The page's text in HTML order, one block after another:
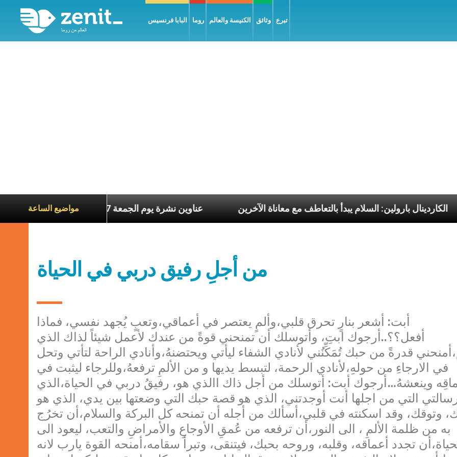
البابا فرنسيس روما الكنيسة والعالم وثائق تبرع
مواضيع الساعةعناوين نشرة يوم الجمعة 7 آب 2026: السلام يُبنى بصبر يومًا بعد يوم الكاردينال بارولين: السلام يبدأ بالتعاطف مع معاناة الآخرين
من أجلِ رفيق دربي في الحياة
أبت: أشعر بنارٍ تحرق قلبي،وألمٍ يعتصر في أعماقي،وتعبٍ يُجهد نفسي، فماذا
أفعل؟؟..أرجوك ابتِ، وأتوسلك أن تمنحني قوةً من عندك لأعمل شيئاً لذاك الذي
قدرةً من حبك تُمَكِّنُني لأنادي الشفاء ليأتي ويحتضنهُ،وأنادي الراحة لتأتي وتحل
في الارجاءِ من حولهِ،لأنادي الرحمة، لتبسط يديها و من الألمِ ترفعهُ،وللرجاء ليثبت في
وينعشهُ…أرجوك أبت: أتوسلك من أجل ذاك االذي هو، رفيقُ دربي في الحياة،الذي
التي من اجلها أنت أوجدتني، الذي هو قصة حبك التي وضعتها بين يدي، الذي هو
وتوقك، وقد اسكنته في قلبي،أسألك من أجله أن تمنحه كل البركة والسلام،أن تخرُج
به من ظلمة الألمِ ، الى النور،أن ترفعه من عُمقِ الأوجاعِ والأمراضِ والتعب، ليعود الى
تجدد أعماقه، وقلبه، وروحه بحبك، فيتنقى، وتبرأ سقامه،أمنحه القوة يارب لانه